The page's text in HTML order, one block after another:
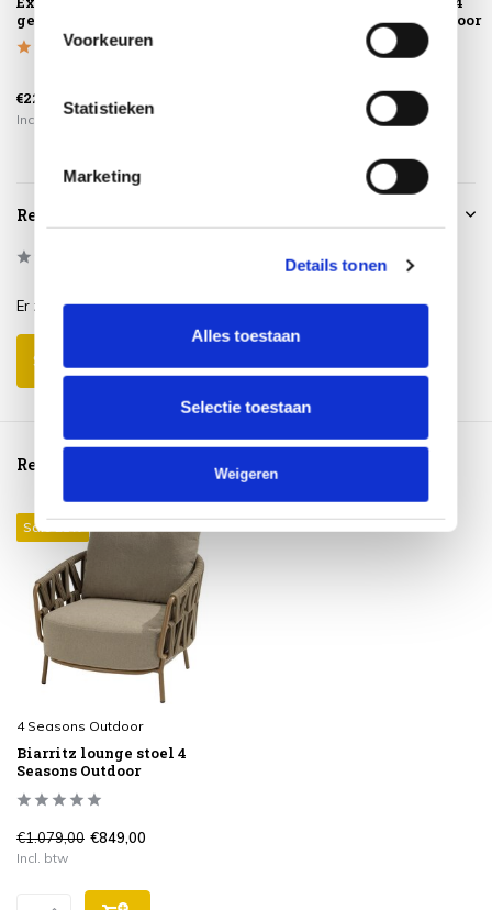
Voorkeuren
Statistieken
Marketing
Details tonen
Alles toestaan
Selectie toestaan
Weigeren
geen afval
€225,00
Incl. btw
Seasons Outdoor
€649,00
Incl. btw
Reviews
Er zijn nog geen reviews geschreven over dit product..
Schrijf je eigen review
Reeds bekeken
Sale 21%
4 Seasons Outdoor
Biarritz lounge stoel 4
Seasons Outdoor
€1.079,00 €849,00
Incl. btw